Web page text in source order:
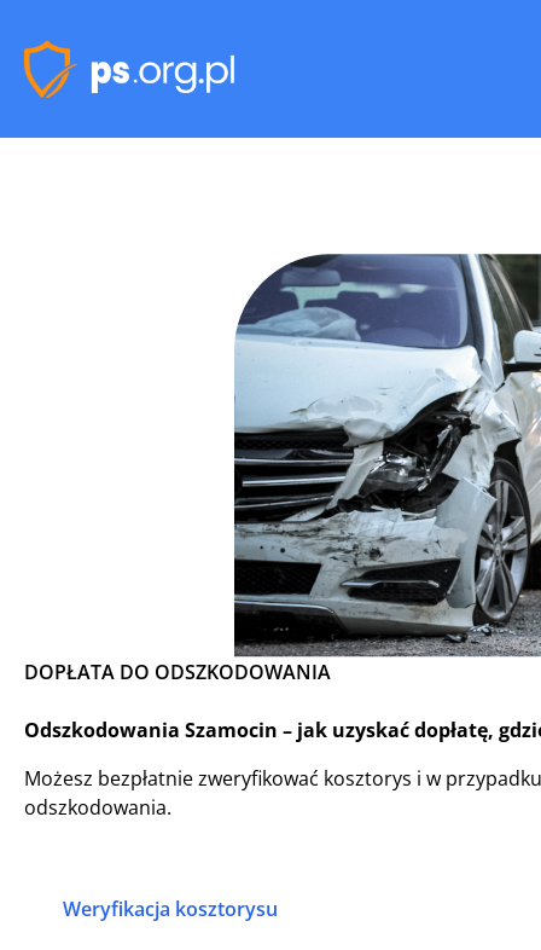
DOPŁATA DO ODSZKODOWANIA
Odszkodowania Szamocin – jak uzyskać dopłatę,
Możesz bezpłatnie zweryfikować kosztorys i w
odszkodowania.
Weryfikacja kosztorysu